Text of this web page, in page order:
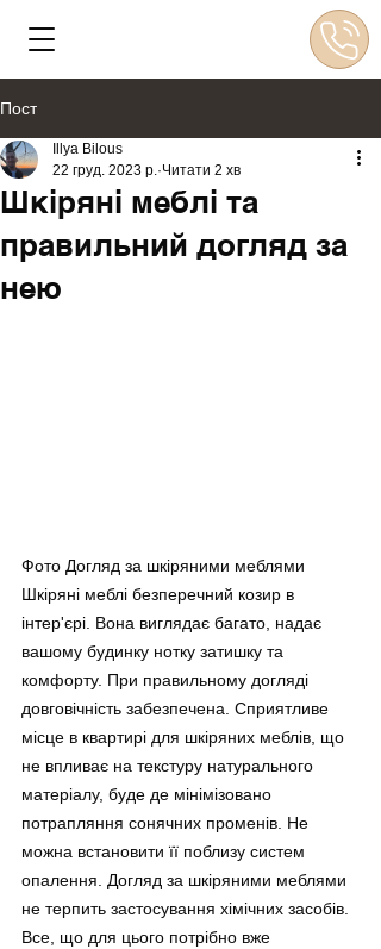
Пост
Шкіряні меблі та
правильний догляд за
нею
Illya Bilous
22 груд. 2023 р. Читати 2 хв
Фото Догляд за шкіряними меблями
Шкіряні меблі безперечний козир в
інтер'єрі. Вона виглядає багато, надає
вашому будинку нотку затишку та
комфорту. При правильному догляді
довговічність забезпечена. Сприятливе
місце в квартирі для шкіряних меблів, що
не впливає на текстуру натурального
матеріалу, буде де мінімізовано
потрапляння сонячних променів. Не
можна встановити її поблизу систем
опалення. Догляд за шкіряними меблями
не терпить застосування хімічних засобів.
Все, що для цього потрібно вже